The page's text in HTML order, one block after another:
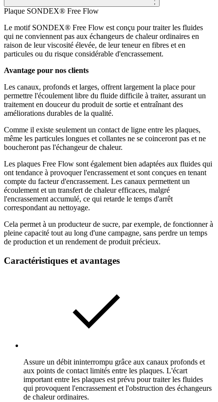
;
Plaque SONDEX® Free Flow
Le motif SONDEX® Free Flow est conçu pour traiter les fluides
qui ne conviennent pas aux échangeurs de chaleur ordinaires en
raison de leur viscosité élevée, de leur teneur en fibres et en
particules ou du risque considérable d'encrassement.
Avantage pour nos clients
Les canaux, profonds et larges, offrent largement la place pour
permettre l'écoulement libre du fluide difficile à traiter, assurant un
traitement en douceur du produit de sortie et entraînant des
améliorations durables de la qualité.
Comme il existe seulement un contact de ligne entre les plaques,
même les particules longues et collantes ne se coinceront pas et ne
boucheront pas l'échangeur de chaleur.
Les plaques Free Flow sont également bien adaptées aux fluides qui
ont tendance à provoquer l'encrassement et sont conçues en tenant
compte du facteur d'encrassement. Les canaux permettent un
écoulement et un transfert de chaleur efficaces, malgré
l'encrassement accumulé, ce qui retarde le temps d'arrêt
correspondant au nettoyage.
Cela permet à un producteur de sucre, par exemple, de fonctionner à
pleine capacité tout au long d'une campagne, sans perdre un temps
de production et un rendement de produit précieux.
Caractéristiques et avantages
Assure un débit ininterrompu grâce aux canaux profonds et
aux points de contact limités entre les plaques. L'écart
important entre les plaques est prévu pour traiter les fluides
qui provoquent l'encrassement et l'obstruction des échangeurs
de chaleur ordinaires.